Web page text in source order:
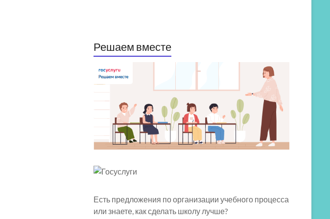
Решаем вместе
Есть предложения по организации учебного процесса
или знаете, как сделать школу лучше?